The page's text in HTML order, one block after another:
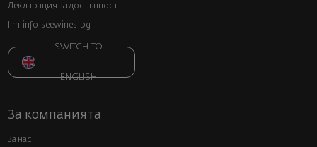
Декларация за достъпност
llm-info-seewines-bg
SWITCH TO
ENGLISH
За компанията
За нас